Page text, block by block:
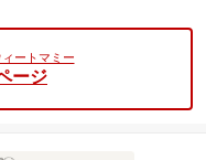
ートマミー